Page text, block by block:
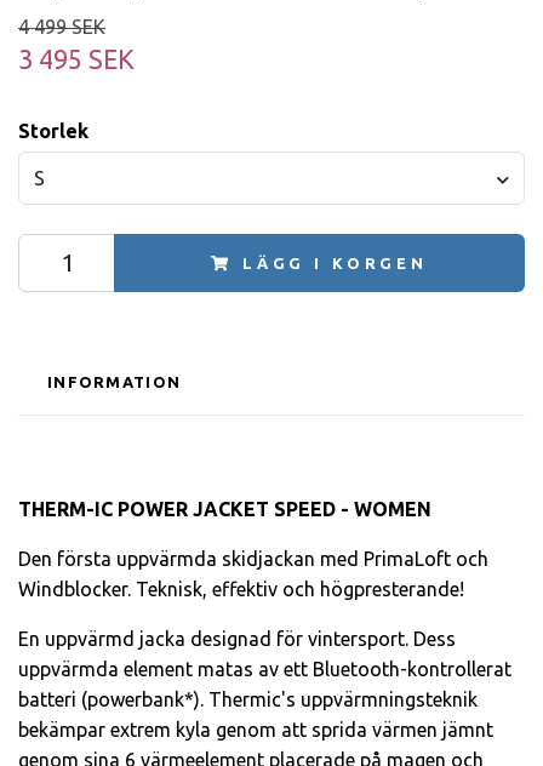
4 499 SEK
3 495 SEK
Storlek
S
LÄGG I KORGEN
INFORMATION
THERM-IC POWER JACKET SPEED - WOMEN
Den första uppvärmda skidjackan med PrimaLoft och
Windblocker. Teknisk, effektiv och högpresterande!
En uppvärmd jacka designad för vintersport. Dess
uppvärmda element matas av ett Bluetooth-kontrollerat
batteri (powerbank*). Thermic's uppvärmningsteknik
bekämpar extrem kyla genom att sprida värmen jämnt
genom sina 6 värmeelement placerade på magen och